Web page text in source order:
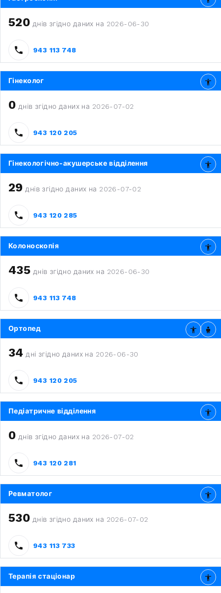
520 днів згідно даних на 2026-06-30
943 113 748
Гінеколог
0 днів згідно даних на 2026-07-02
943 120 205
Гінекологічно-акушерське відділення
29 днів згідно даних на 2026-07-02
943 120 285
Колоноскопія
435 днів згідно даних на 2026-06-30
943 113 748
Ортопед
34 дні згідно даних на 2026-06-30
943 120 205
Педіатричне відділення
0 днів згідно даних на 2026-07-02
943 120 281
Ревматолог
530 днів згідно даних на 2026-07-02
943 113 733
Терапія стаціонар